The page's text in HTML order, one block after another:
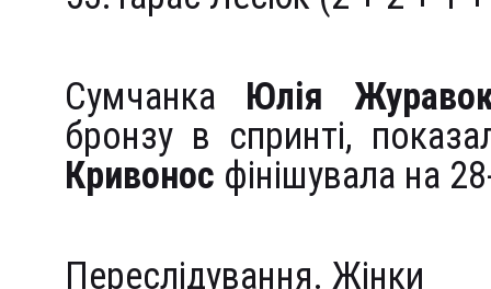
Сумчанка Юлія
бронзу в спринті,
Кривонос фінішувала на
Переслідування. Жінки